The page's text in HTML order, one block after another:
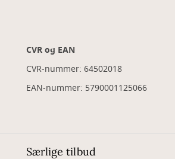
CVR og EAN
CVR-nummer: 64502018
EAN-nummer: 5790001125066
Særlige tilbud